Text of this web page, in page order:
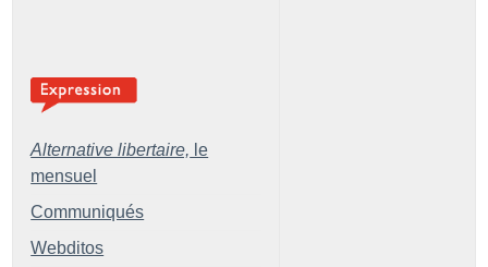
Alternative libertaire, le
mensuel
Communiqués
Webditos